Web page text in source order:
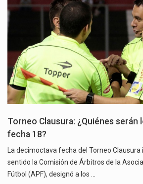
Torneo Clausura: ¿Quiénes serán
fecha 18?
La decimoctava fecha del Torneo
sentido la Comisión de Árbitros de la
Fútbol (APF), designó a los …